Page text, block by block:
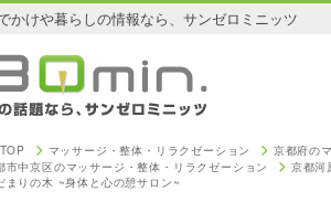
かけや暮らしの情報なら、サンゼロミニッツ
TOP マッサージ・整体・リラクゼーション
京都府の
市中京区のマッサージ・整体・リラクゼーション
京都河
まりの木 ~身体と心の憩サロン~